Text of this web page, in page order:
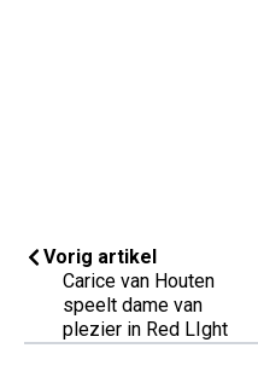
Vorig artikel
Carice van Houten
speelt dame van
plezier in Red LIght